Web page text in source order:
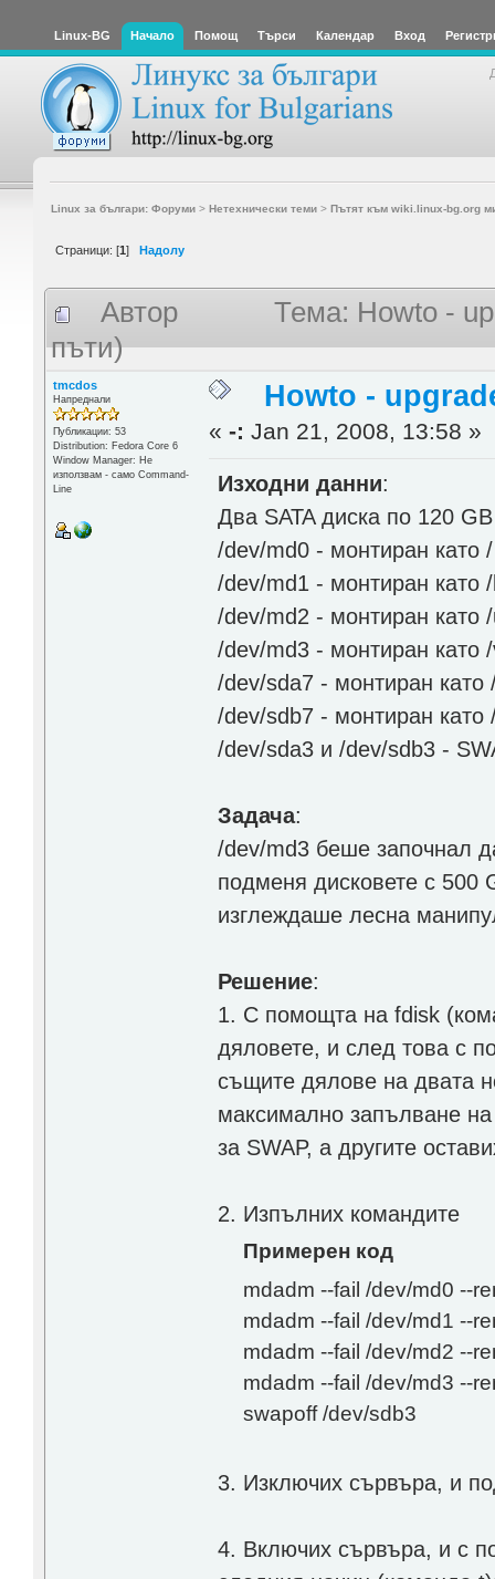
Linux-BG Начало Помощ Търси Календар Вход
Linux за българи: Форуми> Нетехнически теми> Пътят към wiki.linux-bg.org
Страници: [1] Надолу
Автор
Тема: Howto -
пъти)
tmcdos
Напреднали
Публикации: 53
Distribution: Fedora Core 6
Window Manager: Не
използвам - само Command-
Line
Howto -
«-: Jan 21, 2008, 13:58 »
Изходни данни:
Два SATA диска по 120
/dev/md0 - монтиран като
/dev/md1 - монтиран като
/dev/md2 - монтиран като
/dev/md3 - монтиран като
/dev/sda7 - монтиран като
/dev/sdb7 - монтиран като
/dev/sda3 и /dev/sdb3 -
Задача:
/dev/md3 беше започнал
подменя дисковете с 500
изглеждаше лесна
Решение:
1. С помощта на fdisk
дяловете, и след това с
същите дялове на двата
максимално запълване
за SWAP, а другите
2. Изпълних командите
Примерен код
mdadm --fail /dev/md0 --
mdadm --fail /dev/md1 --
mdadm --fail /dev/md2 --
mdadm --fail /dev/md3 --
swapoff /dev/sdb3
3. Изключих сървъра, и
4. Включих сървъра, и с